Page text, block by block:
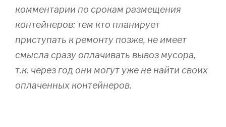
комментарии по срокам размещения
контейнеров: тем кто планирует
приступать к ремонту позже, не имеет
смысла сразу оплачивать вывоз мусора,
т.к. через год они могут уже не найти своих
оплаченных контейнеров.